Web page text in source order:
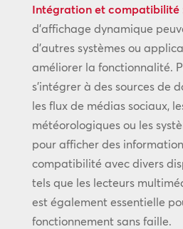
Intégration et compatibilité
d’affichage dynamique
d’autres systèmes ou
améliorer la fonctionnalité.
s’intégrer à des sources de
les flux de médias sociaux,
météorologiques ou les
pour afficher des
compatibilité avec divers
tels que les lecteurs
est également essentielle
fonctionnement sans faille.